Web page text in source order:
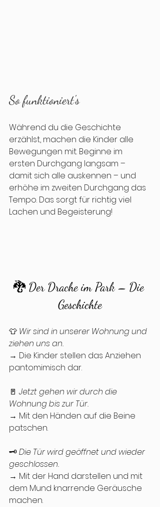
So funktioniert's
Während du die Geschichte
erzählst, machen die Kinder alle
Bewegungen mit. Beginne im
ersten Durchgang langsam –
damit sich alle auskennen – und
erhöhe im zweiten Durchgang das
Tempo. Das sorgt für richtig viel
Lachen und Begeisterung!
🐉 Der Drache im Park – Die
Geschichte
👕 Wir sind in unserer Wohnung und
ziehen uns an.
→ Die Kinder stellen das Anziehen
pantomimisch dar.
🚪 Jetzt gehen wir durch die
Wohnung bis zur Tür.
→ Mit den Händen auf die Beine
patschen.
🗝 Die Tür wird geöffnet und wieder
geschlossen.
→ Mit der Hand darstellen und mit
dem Mund knarrende Geräusche
machen.